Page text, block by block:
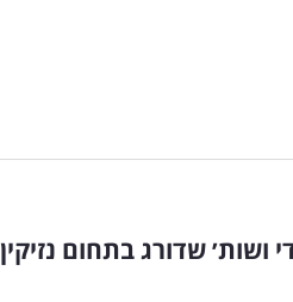
ושות׳ שדורג בתחום נזיקין